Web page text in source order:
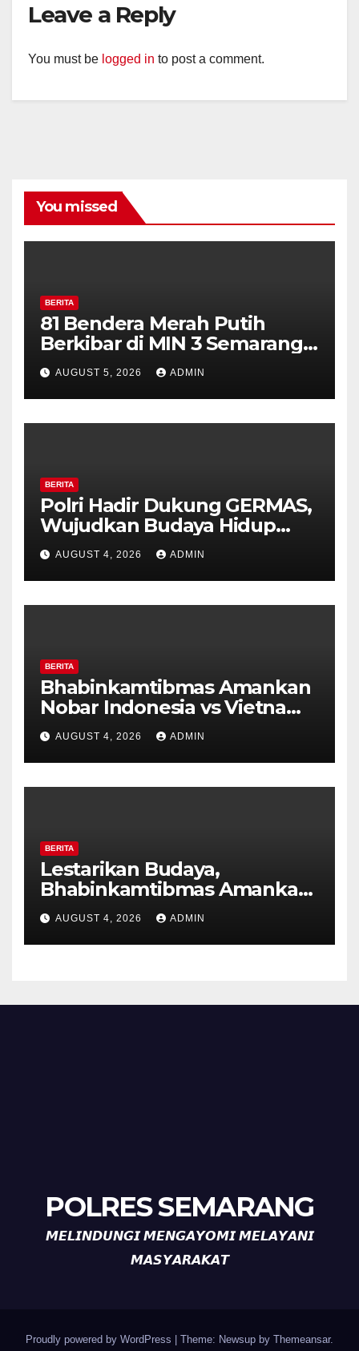
Leave a Reply
You must be logged in to post a comment.
You missed
BERITA
81 Bendera Merah Putih
Berkibar di MIN 3 Semarang,
Bhabinkamtibmas Desa
Timpik Hadiri Peringatan
HUT ke-81 Kemerdekaan RI
AUGUST 5, 2026 ADMIN
BERITA
Polri Hadir Dukung GERMAS,
Wujudkan Budaya Hidup
Sehat di Kecamatan Pabelan
AUGUST 4, 2026 ADMIN
BERITA
Bhabinkamtibmas Amankan
Nobar Indonesia vs Vietnam
di Alun-Alun Bung Karno,
Suporter Antusias dan
Kondusif
AUGUST 4, 2026 ADMIN
BERITA
Lestarikan Budaya,
Bhabinkamtibmas Amankan
Pagelaran Wayang Kulit
Merti Dusun Pager Gedok
Banyubiru Kab Semarang
AUGUST 4, 2026 ADMIN
POLRES SEMARANG
𝙈𝙀𝙇𝙄𝙉𝘿𝙐𝙉𝙂𝙄 𝙈𝙀𝙉𝙂𝘼𝙔𝙊𝙈𝙄 𝙈𝙀𝙇𝘼𝙔𝘼𝙉𝙄
𝙈𝘼𝙎𝙔𝘼𝙍𝘼𝙆𝘼𝙏
Proudly powered by WordPress Theme: Newsup by Themeansar.